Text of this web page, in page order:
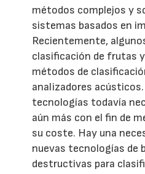
métodos complejos y
sistemas basados en
Recientemente,
clasificación de frutas
métodos de
analizadores
tecnologías todavía
aún más con el fin de
su coste. Hay una
nuevas tecnologías de
destructivas para